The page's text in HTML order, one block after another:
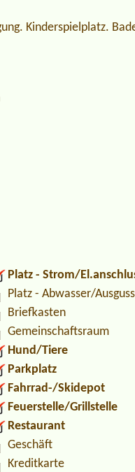
Kinderspielplatz.
Platz - Strom/
Platz - Abwasser/Ausguss
Briefkasten
Gemeinschaftsraum
Hund/Tiere
Parkplatz
Fahrrad-/Skidepot
Feuerstelle/Grillstelle
Restaurant
Geschäft
Kreditkarte